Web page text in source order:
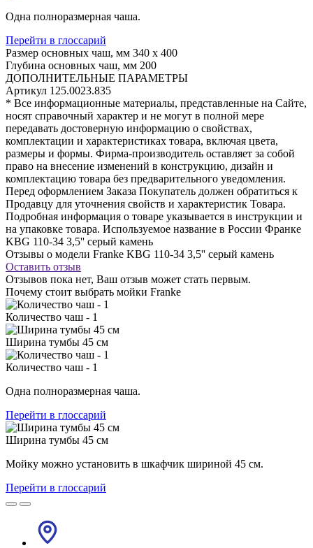
Одна полноразмерная чаша.
Перейти в глоссарий
Размер основных чаш, мм 340 х 400
Глубина основных чаш, мм 200
ДОПОЛНИТЕЛЬНЫЕ ПАРАМЕТРЫ
Артикул 125.0023.835
* Все информационные материалы, представленные на Сайте,
носят справочный характер и не могут в полной мере
передавать достоверную информацию о свойствах,
комплектации и характеристиках товара, включая цвета,
размеры и формы. Фирма-производитель оставляет за собой
право на внесение изменений в конструкцию, дизайн и
комплектацию товара без предварительного уведомления.
Перед оформлением Заказа Покупатель должен обратиться к
Продавцу для уточнения свойств и характеристик Товара.
Подробная информация о товаре указывается в инструкции и
на упаковке товара. Используемое название в России Франке
KBG 110-34 3,5'' серый камень
Отзывы о модели Franke KBG 110-34 3,5'' серый камень
Оставить отзыв
Отзывов пока нет, Ваш отзыв может стать первым.
Почему стоит выбрать мойки Franke
Количество чаш - 1
Ширина тумбы 45 см
Количество чаш - 1
Одна полноразмерная чаша.
Перейти в глоссарий
Ширина тумбы 45 см
Мойку можно установить в шкафчик шириной 45 см.
Перейти в глоссарий